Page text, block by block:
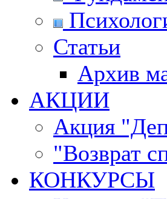
Статьи
Архив
АКЦИИ
Акция
"Возврат
КОНКУРСЫ